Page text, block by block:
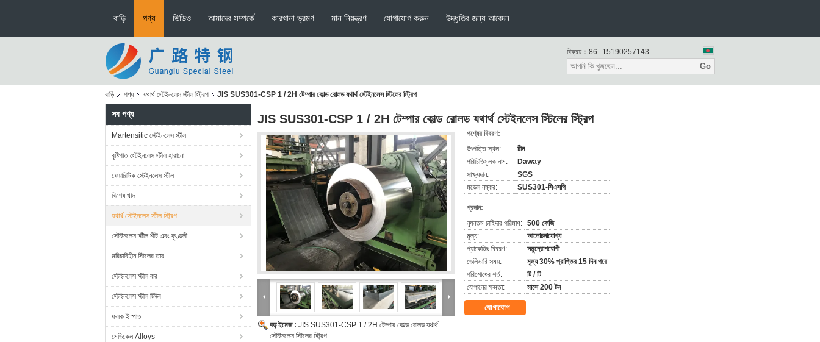
বাড়ি পণ্য ভিডিও আমাদের সম্পর্কে কারখানা ভ্রমণ মান নিয়ন্ত্রণ যোগাযোগ করুন উদ্ধৃতির জন্য আবেদন
বিক্রয়： 86--15190257143
Go
বাড়ি পণ্য যথার্থ স্টেইনলেস স্টীল স্ট্রিপ JIS SUS301-CSP 1 / 2H টেম্পার কোল্ড রোলড যথার্থ স্টেইনলেস স্টিলের স্ট্রিপ
সব পণ্য
Martensitic স্টেইনলেস স্টীল
বৃষ্টিপাত স্টেইনলেস স্টীল হারানো
ফেয়ারিটিক স্টেইনলেস স্টীল
বিশেষ খাদ
যথার্থ স্টেইনলেস স্টীল স্ট্রিপ
স্টেইনলেস স্টীল শীট এবং কুণ্ডলী
মরিচাবিহীন স্টিলের তার
স্টেইনলেস স্টীল বার
স্টেইনলেস স্টীল টিউব
ফলক ইস্পাত
মেডিকেল Alloys
JIS SUS301-CSP 1 / 2H টেম্পার কোল্ড রোলড যথার্থ স্টেইনলেস স্টিলের স্ট্রিপ
বড় ইমেজ : JIS SUS301-CSP 1 / 2H টেম্পার কোল্ড রোলড যথার্থ
স্টেইনলেস স্টিলের স্ট্রিপ
পণ্যের বিবরণ:
উৎপত্তি স্থল:
চীন
পরিচিতিমুলক নাম:
Daway
সাক্ষ্যদান:
SGS
মডেল নম্বার:
SUS301-সিএসপি
প্রদান:
ন্যূনতম চাহিদার পরিমাণ: 500 কেজি
মূল্য:
আলোচনাযোগ্য
প্যাকেজিং বিবরণ:
সমুদ্রোপযোগী
ডেলিভারি সময়:
মূল্য 30% প্রাপ্তির 15 দিন পরে
পরিশোধের শর্ত:
টি / টি
যোগানের ক্ষমতা:
মাসে 200 টন
যোগাযোগ